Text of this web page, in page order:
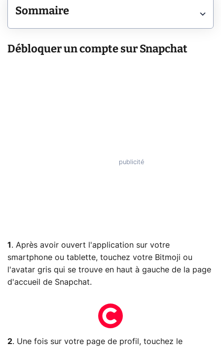
Sommaire
Débloquer un compte sur Snapchat
1 . Après avoir ouvert l'application sur votre
smartphone ou tablette, touchez votre Bitmoji ou
l'avatar gris qui se trouve en haut à gauche de la page
d'accueil de Snapchat.
2. Une fois sur votre page de profil, touchez le